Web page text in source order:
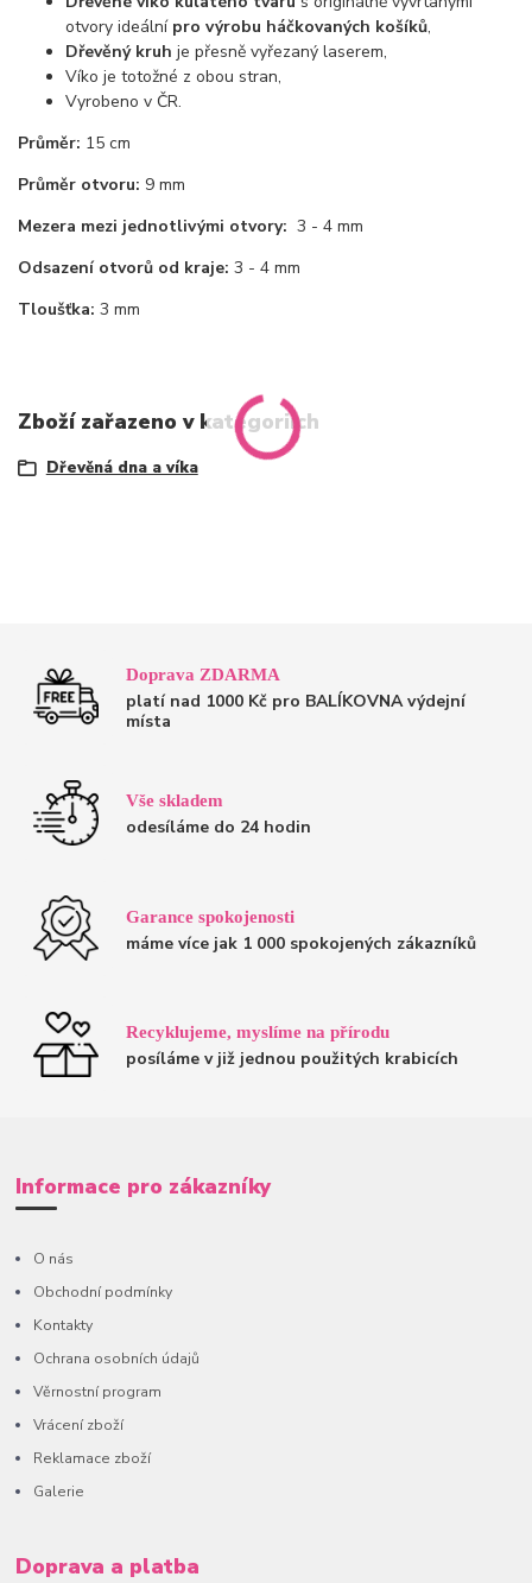
otvory ideální pro výrobu háčkovaných košíků,
Dřevěný kruh je přesně vyřezaný laserem,
Víko je totožné z obou stran,
Vyrobeno v ČR.
Průměr: 15 cm
Průměr otvoru: 9 mm
Mezera mezi jednotlivými otvory: 3 - 4 mm
Odsazení otvorů od kraje: 3 - 4 mm
Tloušťka: 3 mm
Zboží zařazeno v kategoriích
Dřevěná dna a víka
Doprava ZDARMA
platí nad 1000 Kč pro BALÍKOVNA výdejní
místa
Vše skladem
odesíláme do 24 hodin
Garance spokojenosti
máme více jak 1 000 spokojených zákazníků
Recyklujeme, myslíme na přírodu
posíláme v již jednou použitých krabicích
Informace pro zákazníky
O nás
Obchodní podmínky
Kontakty
Ochrana osobních údajů
Věrnostní program
Vrácení zboží
Reklamace zboží
Galerie
Doprava a platba